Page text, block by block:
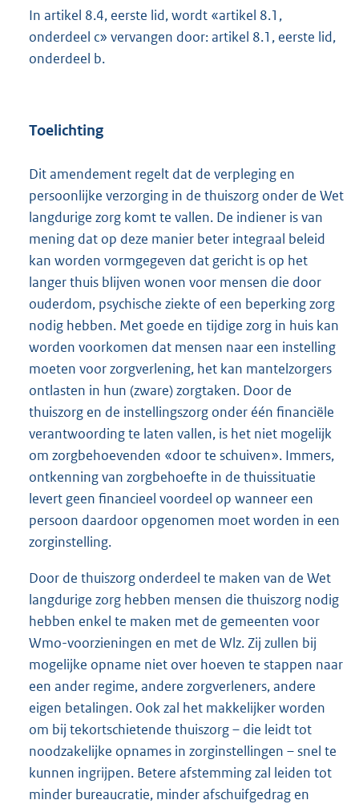
In artikel 8.4, eerste lid, wordt «artikel 8.1,
onderdeel c» vervangen door: artikel 8.1, eerste lid,
onderdeel b.
Toelichting
Dit amendement regelt dat de verpleging en
persoonlijke verzorging in de thuiszorg onder de Wet
langdurige zorg komt te vallen. De indiener is van
mening dat op deze manier beter integraal beleid
kan worden vormgegeven dat gericht is op het
langer thuis blijven wonen voor mensen die door
ouderdom, psychische ziekte of een beperking zorg
nodig hebben. Met goede en tijdige zorg in huis kan
worden voorkomen dat mensen naar een instelling
moeten voor zorgverlening, het kan mantelzorgers
ontlasten in hun (zware) zorgtaken. Door de
thuiszorg en de instellingszorg onder één financiële
verantwoording te laten vallen, is het niet mogelijk
om zorgbehoevenden «door te schuiven». Immers,
ontkenning van zorgbehoefte in de thuissituatie
levert geen financieel voordeel op wanneer een
persoon daardoor opgenomen moet worden in een
zorginstelling.
Door de thuiszorg onderdeel te maken van de Wet
langdurige zorg hebben mensen die thuiszorg nodig
hebben enkel te maken met de gemeenten voor
Wmo-voorzieningen en met de Wlz. Zij zullen bij
mogelijke opname niet over hoeven te stappen naar
een ander regime, andere zorgverleners, andere
eigen betalingen. Ook zal het makkelijker worden
om bij tekortschietende thuiszorg – die leidt tot
noodzakelijke opnames in zorginstellingen – snel te
kunnen ingrijpen. Betere afstemming zal leiden tot
minder bureaucratie, minder afschuifgedrag en